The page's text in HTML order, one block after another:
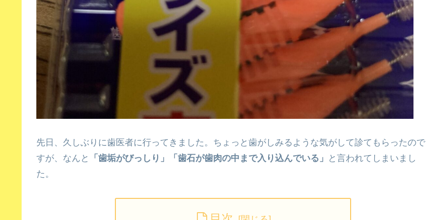
先日、久しぶりに歯医者に行ってきました。ちょっと歯がしみるような気がして診てもらったので
すが、なんと
「歯垢がびっしり」「歯石が歯肉の中まで入り込んでいる」
と言われてしまいまし
た。